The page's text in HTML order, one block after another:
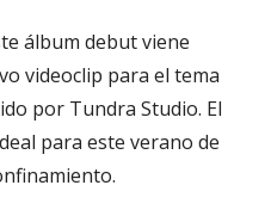
álbum debut viene
videoclip para el tema
por Tundra Studio. El
para este verano de